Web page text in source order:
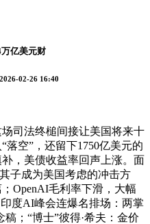
亿美元财
02-26 16:40
司法终槌间接让美国将来十
落空”，还留下1750亿美元的
，美债收益率回声上涨。面
子成为美国考虑的冲击方
OpenAI毛利率下滑，大幅
度AI峰会连爆名排场：两掌
；“博士”彼得·希夫：金价